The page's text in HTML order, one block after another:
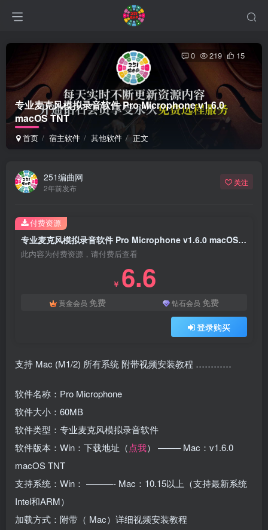
专业麦克风模拟录音软件 Pro Microphone v1.6.0
macOS TNT
首页 宿主软件 其他软件 正文
0 219 15
251编曲网
2年前发布
关注
专业麦克风模拟录音软件 Pro Microphone v1.6.0 macOS TNT
此内容为付费资源，请付费后查看
￥ 6.6
黄金会员 免费 钻石会员 免费
登录购买
付费资源
支持 Mac (M1/2) 所有系统 附带视频安装教程 …………
软件名称：Pro Microphone
软件大小：60MB
软件类型：专业麦克风模拟录音软件
软件版本：Win：下载地址（点我） ——– Mac：v1.6.0
macOS TNT
支持系统：Win： ———- Mac：10.15以上（支持最新系统
Intel和ARM）
加载方式：附带（ Mac）详细视频安装教程